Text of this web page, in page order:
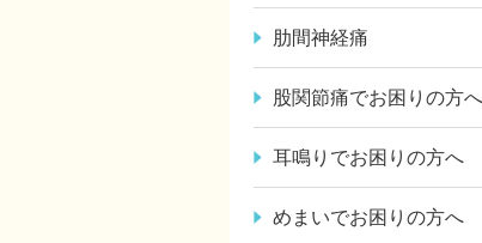
肋間神経痛
股関節痛でお困りの方へ
耳鳴りでお困りの方へ
めまいでお困りの方へ